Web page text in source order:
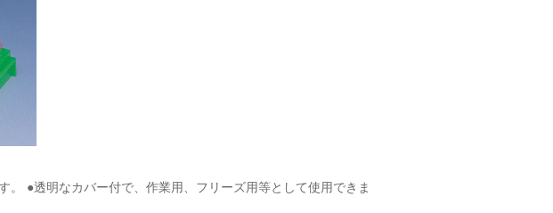
。 ●透明なカバー付で、作業用、フリーズ用等として使用できま